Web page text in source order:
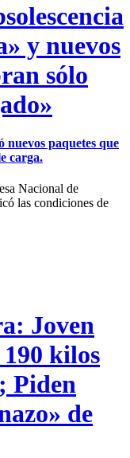
y nuevos
sólo
nuevos paquetes que
carga.
Nacional de
las condiciones de
Joven
kilos
Piden
de